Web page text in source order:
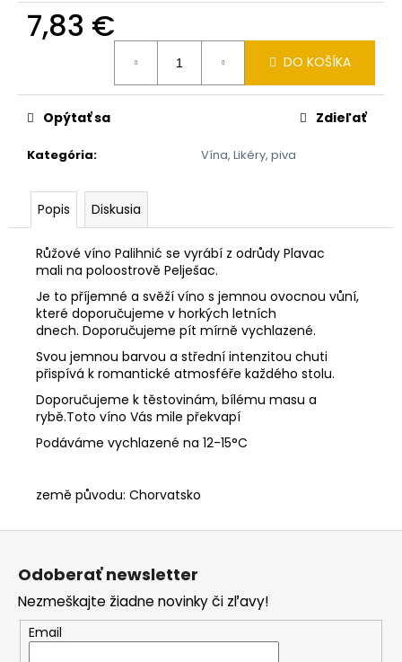
7,83 €
DO KOŠÍKA
Kategória: Vína, Likéry, piva
Opýtať sa Zdieľať
Popis Diskusia
Růžové víno Palihnić se vyrábí z odrůdy Plavac
mali na poloostrově Pelješac.
Je to příjemné a svěží víno s jemnou ovocnou vůní,
které doporučujeme v horkých letních
dnech. Doporučujeme pít mírně vychlazené.
Svou jemnou barvou a střední intenzitou chuti
přispívá k romantické atmosféře každého stolu.
Doporučujeme k těstovinám, bílému masu a
rybě.Toto víno Vás mile překvapí
Podáváme vychlazené na 12-15°C
země původu: Chorvatsko
900G
7,28
Z
Odoberať newsletter
Nezmeškajte žiadne novinky či zľavy!
Email